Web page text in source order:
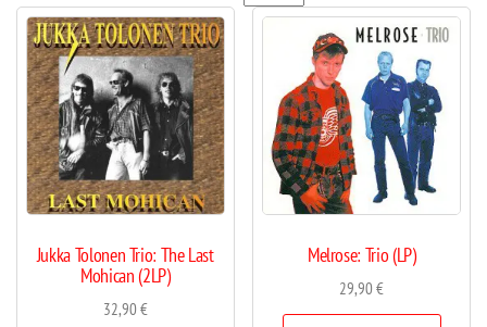
Jukka Tolonen Trio: The Last
Mohican (2LP)
32,90€
Melrose: Trio (LP)
29,90€